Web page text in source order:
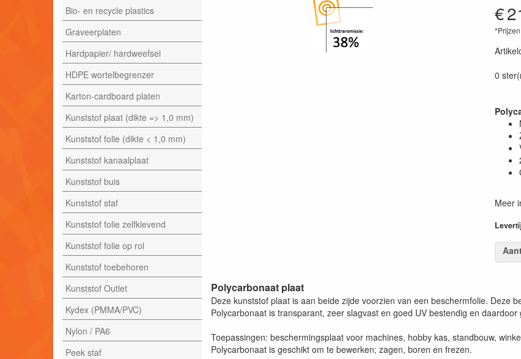
Bio- en recycle plastics
Graveerplaten
Hardpapier/ hardweefsel
HDPE wortelbegrenzer
Karton-cardboard platen
Kunststof plaat (dikte => 1,0 mm)
Kunststof folie (dikte < 1,0 mm)
Kunststof kanaalplaat
Kunststof buis
Kunststof staf
Kunststof folie zelfklevend
Kunststof folie op rol
Kunststof toebehoren
Kunststof Outlet
Kydex (PMMA/PVC)
Nylon / PA6
Peek staf
€
0
Meer
Polycarbonaat plaat
Deze kunststof plaat is aan beide zijde voorzien van een beschermfolie. Deze
Polycarbonaat is transparant, zeer slagvast en goed UV bestendig en
Toepassingen: beschermingsplaat voor machines, hobby kas, standbouw,
Polycarbonaat is geschikt om te bewerken; zagen, boren en frezen.